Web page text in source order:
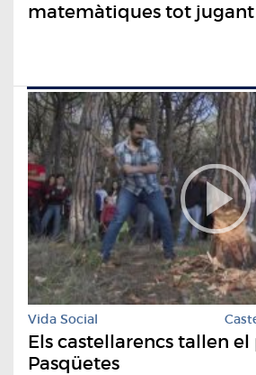
matemàtiques tot jugant
Vida Social
Els castellarencs tallen
Pasqüetes